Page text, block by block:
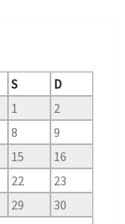
S
D
1
2
8
9
15
16
22
23
29
30